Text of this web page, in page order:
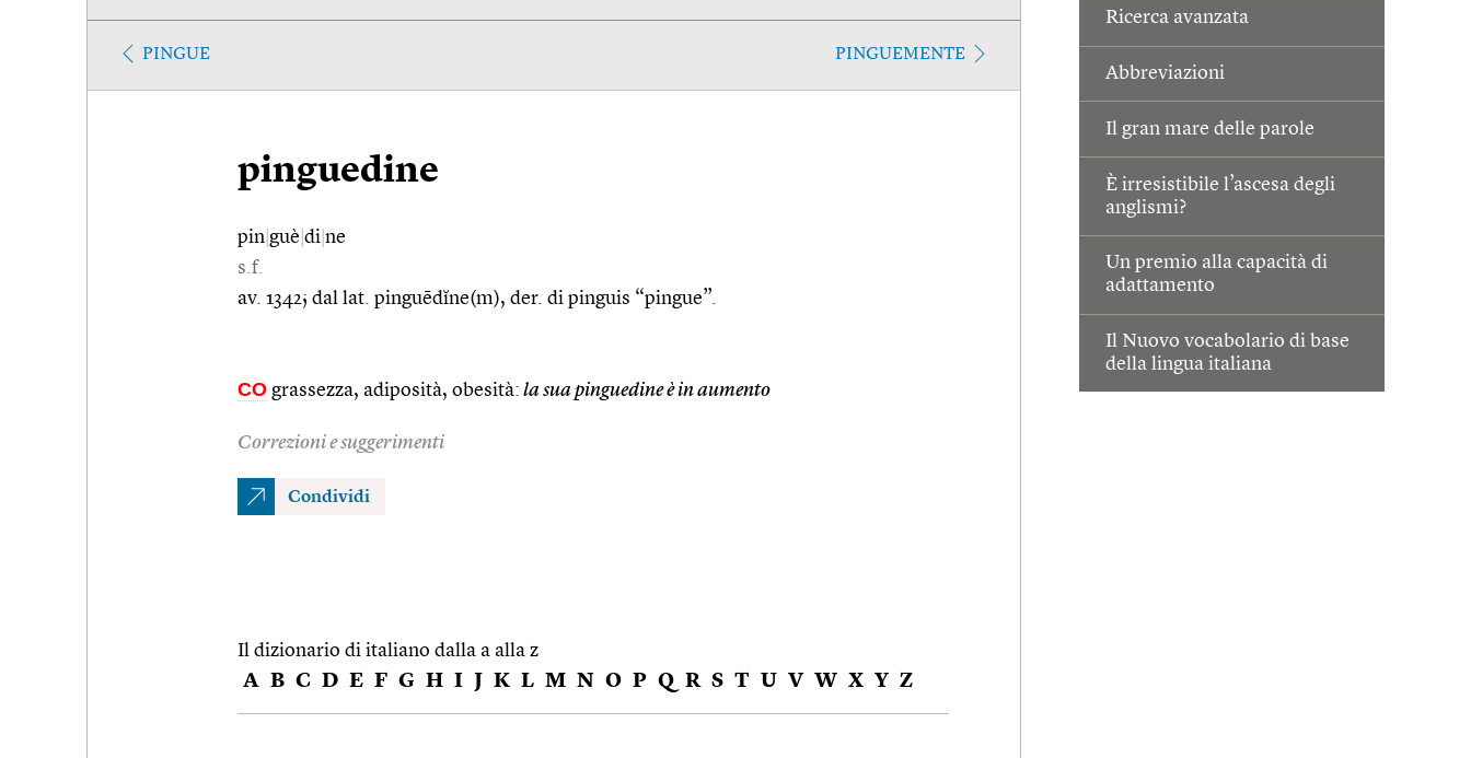
Ricerca avanzata
Abbreviazioni
Il gran mare delle parole
È irresistibile l’ascesa degli
anglismi?
Un premio alla capacità di
adattamento
Il Nuovo vocabolario di base
della lingua italiana
PINGUE PINGUEMENTE
pinguedine
pin guè di ne
s.f.
av. 1342; dal lat. pinguēdĭne(m), der. di pinguis “pingue”.
CO grassezza, adiposità, obesità: la sua pinguedine è in aumento
Correzioni e suggerimenti
Condividi
Il dizionario di italiano dalla a alla z
A B C D E F G H I J K L M N O P Q R S T U V W X Y Z